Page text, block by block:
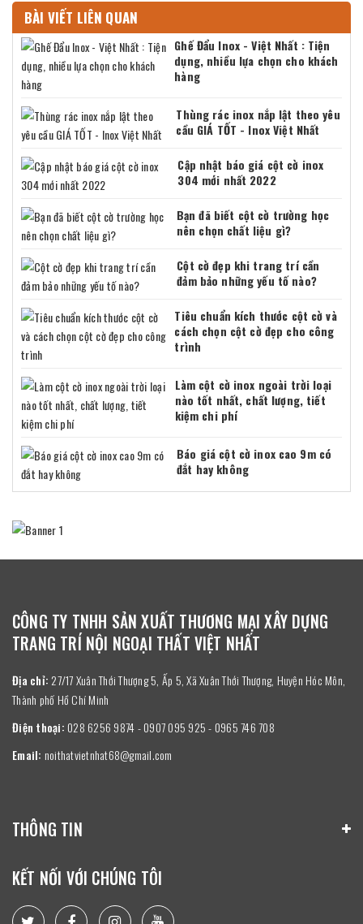
BÀI VIẾT LIÊN QUAN
Ghế Đẩu Inox - Việt Nhất : Tiện
dụng, nhiều lựa chọn cho khách
hàng
Thùng rác inox nắp lật theo yêu
cầu GIÁ TỐT - Inox Việt Nhất
Cập nhật báo giá cột cờ inox
304 mới nhất 2022
Bạn đã biết cột cờ trường học
nên chọn chất liệu gì?
Cột cờ đẹp khi trang trí cần
đảm bảo những yếu tố nào?
Tiêu chuẩn kích thước cột cờ và
cách chọn cột cờ đẹp cho công
trình
Làm cột cờ inox ngoài trời loại
nào tốt nhất, chất lượng, tiết
kiệm chi phí
Báo giá cột cờ inox cao 9m có
đắt hay không
CÔNG TY TNHH SẢN XUẤT THƯƠNG MẠI XÂY DỰNG
TRANG TRÍ NỘI NGOẠI THẤT VIỆT NHẤT
Địa chỉ: 27/17 Xuân Thới Thượng 5, Ấp 5, Xã Xuân Thới Thượng, Huyện Hóc Môn,
Thành phố Hồ Chí Minh
Điện thoại: 028 6256 9874 - 0907 095 925 - 0965 746 708
Email: noithatvietnhat68@gmail.com
THÔNG TIN
KẾT NỐI VỚI CHÚNG TÔI